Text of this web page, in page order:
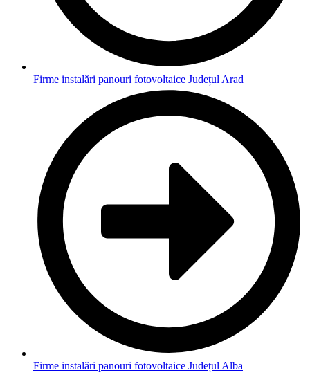
Firme instalări panouri fotovoltaice Județul Arad
Firme instalări panouri fotovoltaice Județul Alba